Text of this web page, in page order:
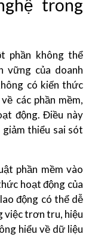
trong
phần không thể
vững của doanh
có kiến thức
các phần mềm,
động. Điều này
thiểu sai sót
phần mềm vào
hoạt động của
động có thể dễ
việc trơn tru, hiệu
hiểu về dữ liệu